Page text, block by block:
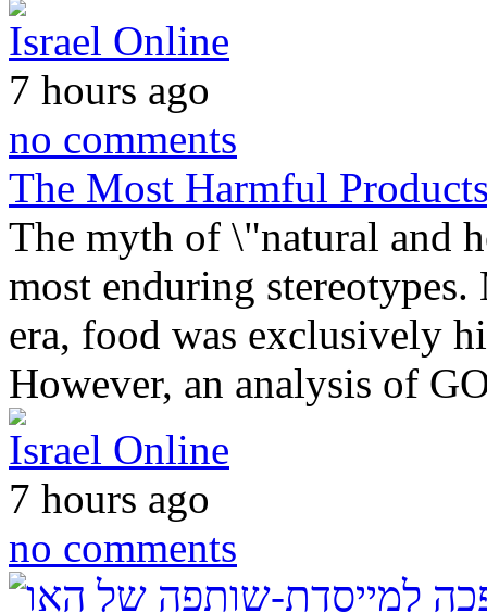
Israel Online
7 hours ago
no comments
The Most Harmful
The myth of \"natural and
most enduring
era, food was exclusively
However, an analysis of
Israel Online
7 hours ago
no comments